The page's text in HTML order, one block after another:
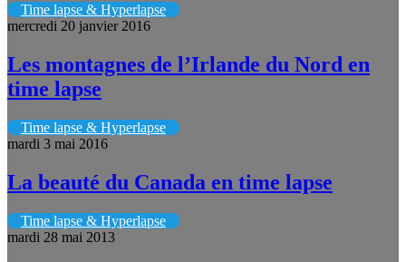
Time lapse & Hyperlapse
mercredi 20 janvier 2016
Les montagnes de l’Irlande du Nord en
time lapse
Time lapse & Hyperlapse
mardi 3 mai 2016
La beauté du Canada en time lapse
Time lapse & Hyperlapse
mardi 28 mai 2013